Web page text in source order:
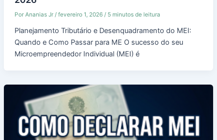
Por Ananias Jr / fevereiro 1, 2026 / 5 minutos de leitura
Planejamento Tributário e Desenquadramento do MEI:
Quando e Como Passar para ME O sucesso do seu
Microempreendedor Individual (MEI) é